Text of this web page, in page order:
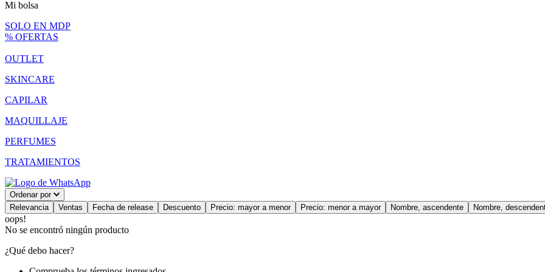
Mi bolsa
SOLO EN MDP
% OFERTAS
OUTLET
SKINCARE
CAPILAR
MAQUILLAJE
PERFUMES
TRATAMIENTOS
Ordenar por
Relevancia
Ventas Fecha de release Descuento Precio: mayor a menor Precio: menor a mayor Nombre, ascendente Nombre,
oops!
No se encontró ningún producto
¿Qué debo hacer?